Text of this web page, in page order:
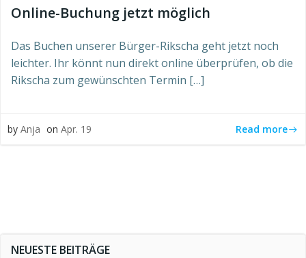
Online-Buchung jetzt möglich
Das Buchen unserer Bürger-Rikscha geht jetzt noch
leichter. Ihr könnt nun direkt online überprüfen, ob die
Rikscha zum gewünschten Termin […]
by Anja on Apr. 19 Read more
NEUESTE BEITRÄGE